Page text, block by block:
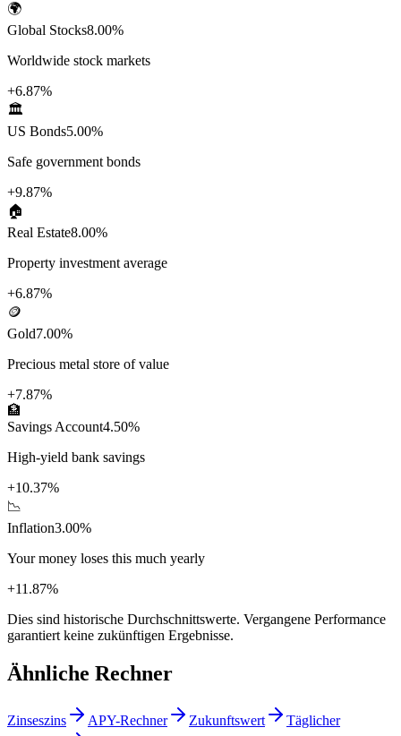
🌍
Global Stocks8.00%
Worldwide stock markets
+6.87%
🏛️
US Bonds5.00%
Safe government bonds
+9.87%
🏠
Real Estate8.00%
Property investment average
+6.87%
🪙
Gold7.00%
Precious metal store of value
+7.87%
🏦
Savings Account4.50%
High-yield bank savings
+10.37%
📉
Inflation3.00%
Your money loses this much yearly
+11.87%
Dies sind historische Durchschnittswerte. Vergangene Performance
garantiert keine zukünftigen Ergebnisse.
Ähnliche Rechner
Zinseszins APY-Rechner Zukunftswert
Täglicher